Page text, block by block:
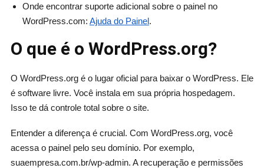
Onde encontrar suporte adicional sobre o painel no
WordPress.com: Ajuda do Painel.
O que é o WordPress.org?
O WordPress.org é o lugar oficial para baixar o WordPress. Ele
é software livre. Você instala em sua própria hospedagem.
Isso te dá controle total sobre o site.
Entender a diferença é crucial. Com WordPress.org, você
acessa o painel pelo seu domínio. Por exemplo,
suaempresa.com.br/wp-admin. A recuperação e permissões